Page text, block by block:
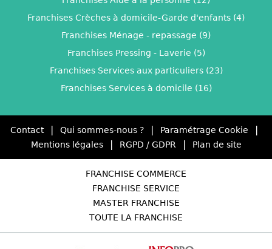
Franchises Crèches à domicile-Garde d'enfants (4)
Franchises Ménage - repassage (9)
Franchises Pressing - Laverie (5)
Franchises Services aux particuliers (23)
Franchises Services à domicile (16)
Contact | Qui sommes-nous ? | Paramétrage Cookie |
Mentions légales | RGPD / GDPR | Plan de site
FRANCHISE COMMERCE
FRANCHISE SERVICE
MASTER FRANCHISE
TOUTE LA FRANCHISE